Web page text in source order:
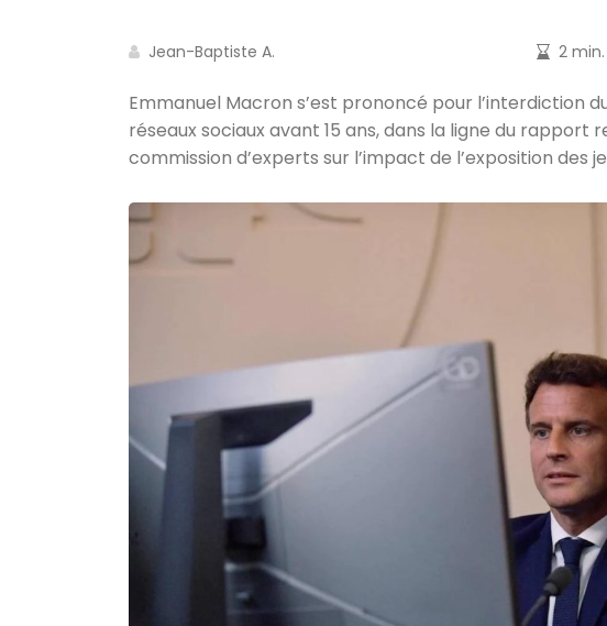
Jean-Baptiste A. 2 min.
Emmanuel Macron s’est prononcé pour l’interdiction
réseaux sociaux avant 15 ans, dans la ligne du rapport
commission d’experts sur l’impact de l’exposition des